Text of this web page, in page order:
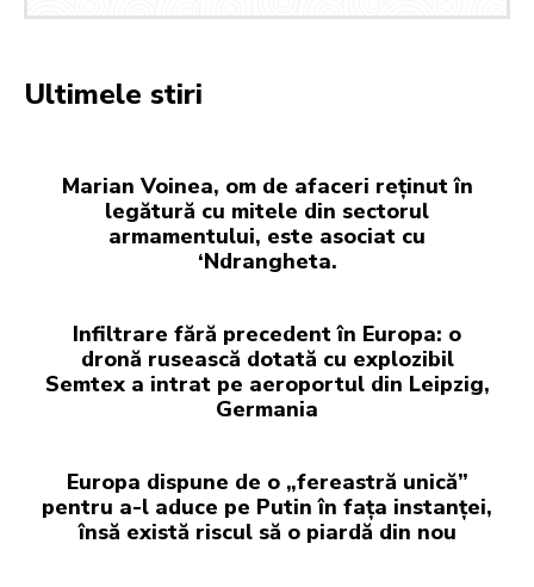
Ultimele stiri
Marian Voinea, om de afaceri reținut în
legătură cu mitele din sectorul
armamentului, este asociat cu
‘Ndrangheta.
Infiltrare fără precedent în Europa: o
dronă rusească dotată cu explozibil
Semtex a intrat pe aeroportul din Leipzig,
Germania
Europa dispune de o „fereastră unică”
pentru a-l aduce pe Putin în fața instanței,
însă există riscul să o piardă din nou